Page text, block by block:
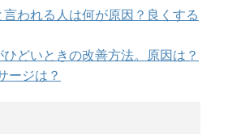
われる人は何が原因？良くする
どいときの改善方法。原因は？
ージは？